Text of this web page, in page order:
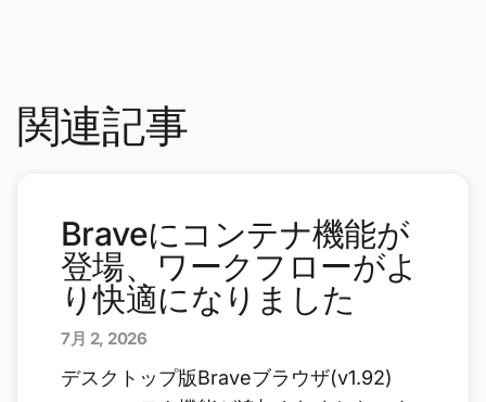
関連記事
Braveにコンテナ機能が
登場、ワークフローがよ
り快適になりました
7月 2, 2026
デスクトップ版Braveブラウザ(v1.92)